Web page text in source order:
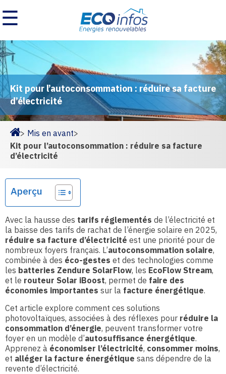
☰
Kit pour l’autoconsommation : réduire sa facture
d’électricité
Homepage
> Mis en avant>
Kit pour l’autoconsommation : réduire sa facture
d’électricité
Aperçu
Avec la hausse des tarifs réglementés de l’électricité et
la baisse des tarifs de rachat de l’énergie solaire en 2025,
réduire sa facture d’électricité est une priorité pour de
nombreux foyers français. L’autoconsommation solaire,
combinée à des éco-gestes et des technologies comme
les batteries Zendure SolarFlow, les EcoFlow Stream,
et le routeur Solar iBoost, permet de faire des
économies importantes sur la facture énergétique.
Cet article explore comment ces solutions
photovoltaïques, associées à des réflexes pour réduire la
consommation d’énergie, peuvent transformer votre
foyer en un modèle d’autosuffisance énergétique.
Apprenez à économiser l’électricité, consommer moins,
et alléger la facture énergétique sans dépendre de la
revente d’électricité.